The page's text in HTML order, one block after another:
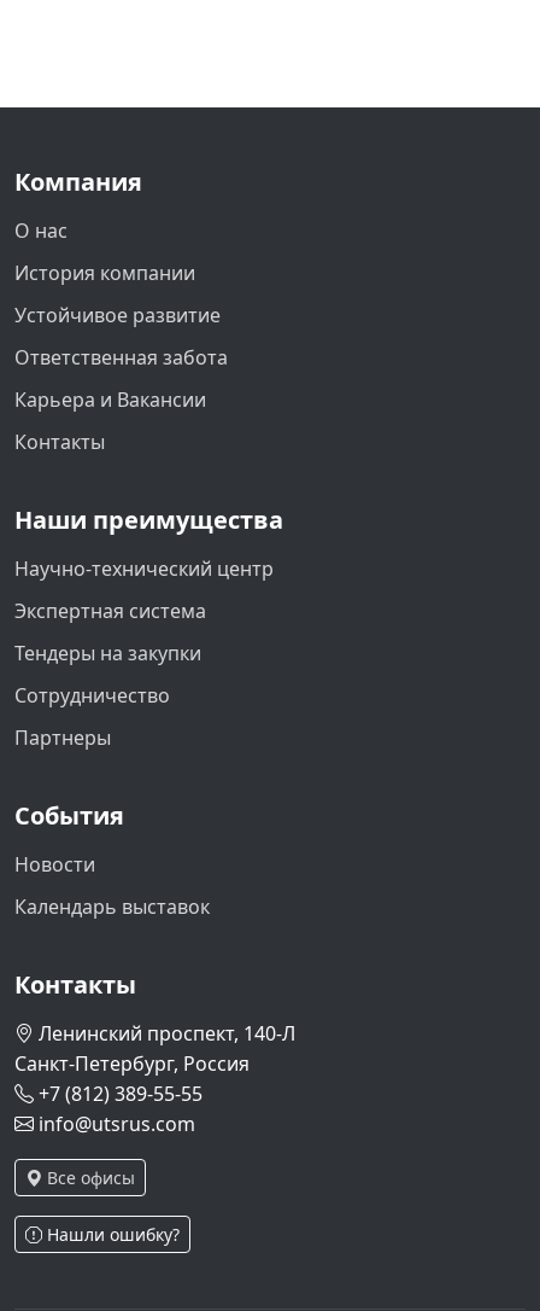
Компания
О нас
История компании
Устойчивое развитие
Ответственная забота
Карьера и Вакансии
Контакты
Наши преимущества
Научно-технический центр
Экспертная система
Тендеры на закупки
Сотрудничество
Партнеры
События
Новости
Календарь выставок
Контакты
Ленинский проспект, 140-Л
Санкт-Петербург, Россия
+7 (812) 389-55-55
info@utsrus.com
Все офисы
Нашли ошибку?